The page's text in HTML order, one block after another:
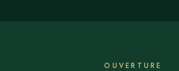
OUVERTURE